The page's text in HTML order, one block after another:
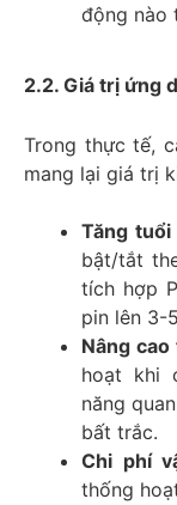
động nào
2.2. Giá trị ứng
Trong thực tế,
mang lại giá trị
Tăng
bật/tắt
tích hợp
pin lên 3-
Nâng
hoạt khi
năng
bất trắc.
Chi phí
thống